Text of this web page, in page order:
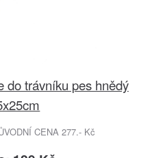
do trávníku pes hnědý
CENA 277.- Kč